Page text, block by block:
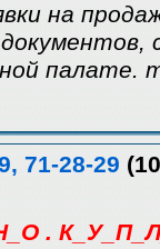
на
палате.
71-28-29
.